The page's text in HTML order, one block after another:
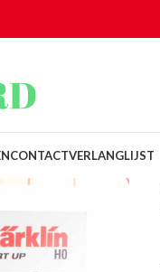
CONTACTVERLANGLIJST